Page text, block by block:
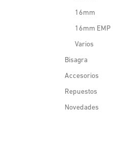
16mm
16mm EMP
Varios
Bisagra
Accesorios
Repuestos
Novedades